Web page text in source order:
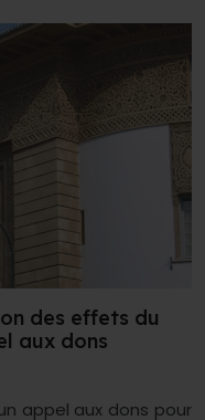
des effets du
aux dons
appel aux dons pour